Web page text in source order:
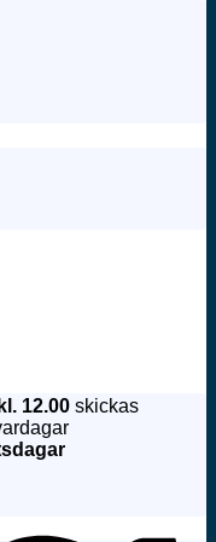
kl. 12.00 skickas